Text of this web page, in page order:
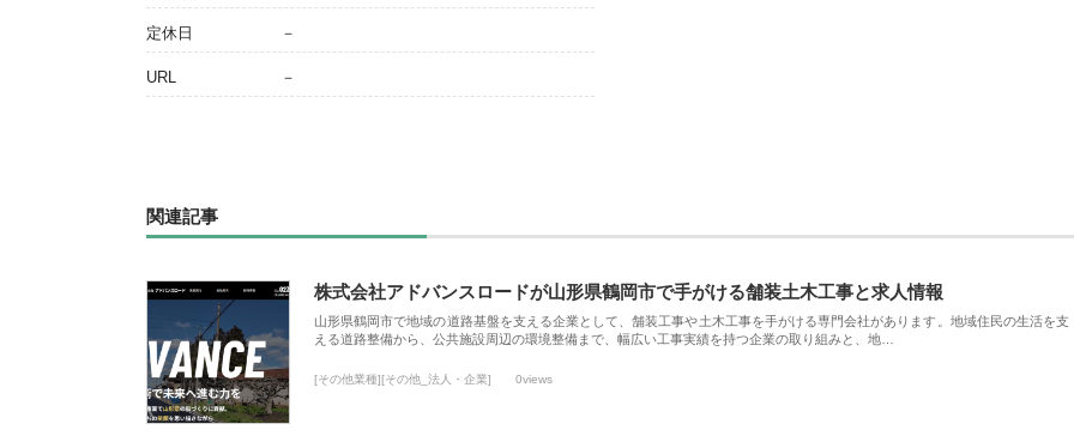
定休日 －
URL －
関連記事
株式会社アドバンスロードが山形県鶴岡市で手がける舗装土木工事と求人情報
山形県鶴岡市で地域の道路基盤を支える企業として、舗装工事や土木工事を手がける専門会社があります。地域住民の生活を支
える道路整備から、公共施設周辺の環境整備まで、幅広い工事実績を持つ企業の取り組みと、地…
[その他業種][その他_法人・企業] 0views